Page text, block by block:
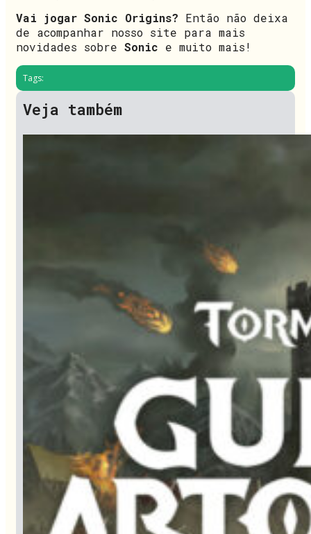
Vai jogar Sonic Origins? Então não deixa
de acompanhar nosso site para mais
novidades sobre Sonic e muito mais!
Tags:
Veja também